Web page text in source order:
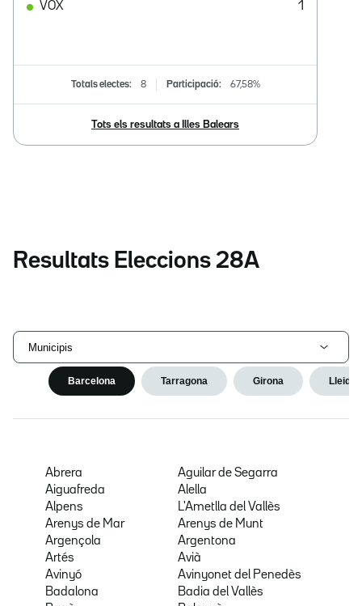
VOX 1
Totals electes: 8 Participació: 67,58%
Tots els resultats a Illes Balears
Resultats Eleccions 28A
Municipis
Barcelona Tarragona Girona Lleida
Abrera
Aguilar de Segarra
Aiguafreda
Alella
Alpens
L'Ametlla del Vallès
Arenys de Mar
Arenys de Munt
Argençola
Argentona
Artés
Avià
Avinyó
Avinyonet del Penedès
Badalona
Badia del Vallès